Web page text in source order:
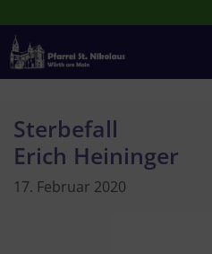
Inhalt
springen
Sterbefall
Erich Heininger
17. Februar 2020